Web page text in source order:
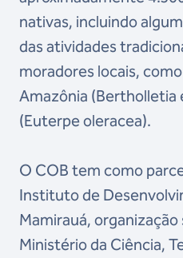
nativas, incluindo
das atividades
moradores locais,
Amazônia (Bertholletia
(Euterpe oleracea).
O COB tem como
Instituto de
Mamirauá,
Ministério da Ciência,